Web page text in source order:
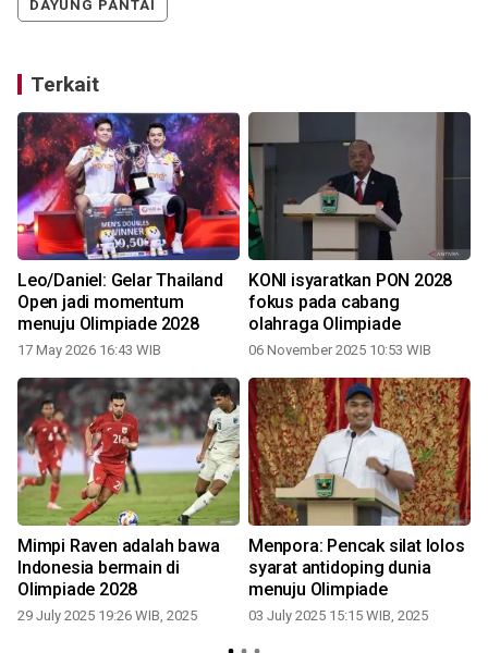
DAYUNG PANTAI
Terkait
Leo/Daniel: Gelar Thailand
Open jadi momentum
menuju Olimpiade 2028
17 May 2026 16:43 WIB
KONI isyaratkan PON 2028
fokus pada cabang
olahraga Olimpiade
06 November 2025 10:53 WIB
Mimpi Raven adalah bawa
Indonesia bermain di
Olimpiade 2028
29 July 2025 19:26 WIB, 2025
Menpora: Pencak silat lolos
syarat antidoping dunia
menuju Olimpiade
03 July 2025 15:15 WIB, 2025